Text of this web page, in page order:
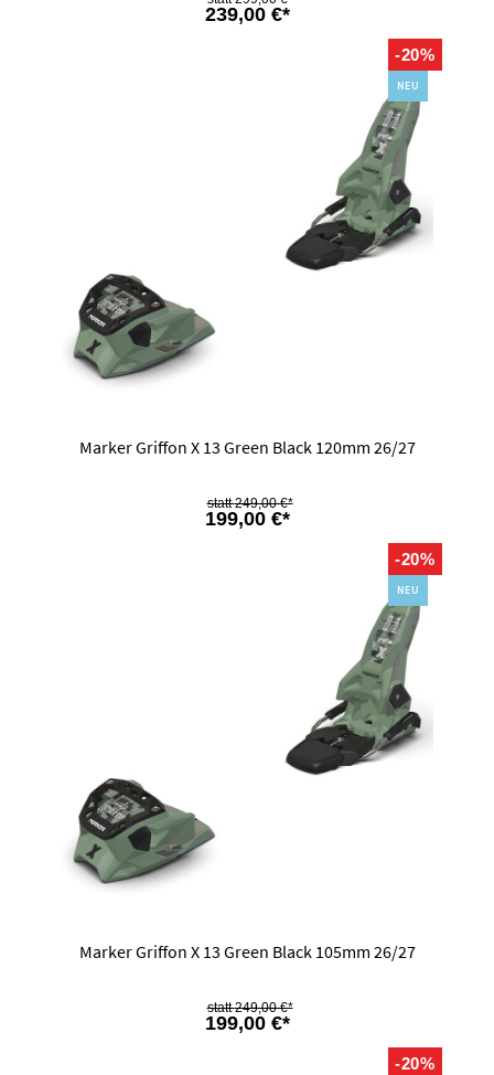
239,00 €*
-20%
NEU
Marker Griffon X 13 Green Black 120mm 26/27
199,00 €*
249,00 €*
-20%
NEU
Marker Griffon X 13 Green Black 105mm 26/27
199,00 €*
249,00 €*
-20%